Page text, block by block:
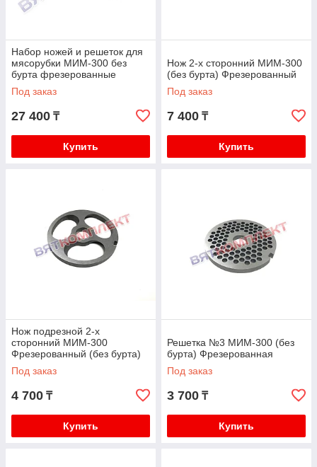
Набор ножей и решеток для
мясорубки МИМ-300 без
бурта фрезерованные
(инструментальная сталь)
Под заказ
27 400 ₸
Купить
Нож 2-х сторонний МИМ-300
(без бурта) Фрезерованный
Под заказ
7 400 ₸
Купить
Нож подрезной 2-х
сторонний МИМ-300
Фрезерованный (без бурта)
Под заказ
4 700 ₸
Купить
Решетка №3 МИМ-300 (без
бурта) Фрезерованная
Под заказ
3 700 ₸
Купить